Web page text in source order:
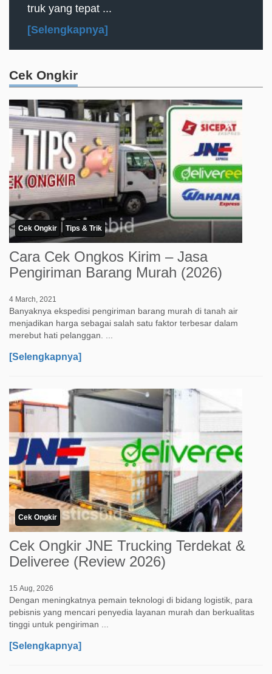
truk yang tepat ...
[Selengkapnya]
Cek Ongkir
Cek Ongkir Tips & Trik
Cara Cek Ongkos Kirim – Jasa
Pengiriman Barang Murah (2026)
4 March, 2021
Banyaknya ekspedisi pengiriman barang murah di tanah air
menjadikan harga sebagai salah satu faktor terbesar dalam
merebut hati pelanggan. ...
[Selengkapnya]
Cek Ongkir
Cek Ongkir JNE Trucking Terdekat &
Deliveree (Review 2026)
15 Aug, 2026
Dengan meningkatnya pemain teknologi di bidang logistik, para
pebisnis yang mencari penyedia layanan murah dan berkualitas
tinggi untuk pengiriman ...
[Selengkapnya]